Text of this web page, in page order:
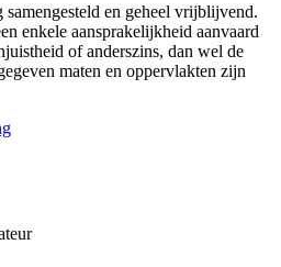
en geheel vrijblijvend.
enkele aansprakelijkheid aanvaard
of anderszins, dan wel de
maten en oppervlakten zijn